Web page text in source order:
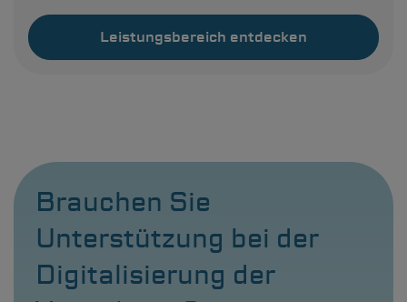
Leistungsbereich entdecken
Brauchen Sie
Unterstützung bei der
Digitalisierung der